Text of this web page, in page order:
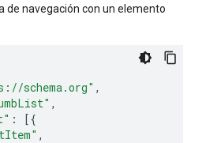
de navegación con un elemento
schema.org" ,
,
:
[{
,